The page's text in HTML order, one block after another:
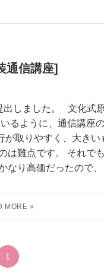
通信講座]
しました。 文化式
るように、通信講座
取りやすく、大きい
は難点です。 それで
なり高価だったので
1